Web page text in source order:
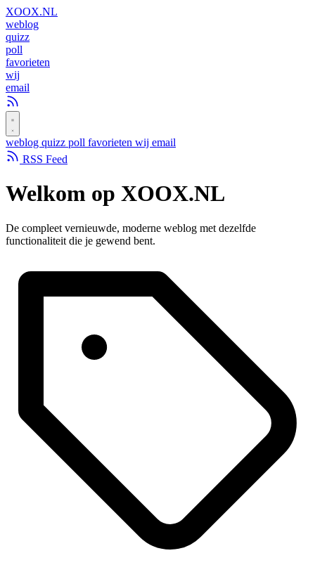
XOOX.NL
weblog
quizz
poll
favorieten
wij
email
weblog quizz poll favorieten wij email
RSS Feed
Welkom op XOOX.NL
De compleet vernieuwde, moderne weblog met dezelfde
functionaliteit die je gewend bent.